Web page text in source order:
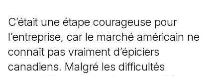
C’était une étape courageuse pour
l’entreprise, car le marché américain ne
connaît pas vraiment d’épiciers
canadiens. Malgré les difficultés